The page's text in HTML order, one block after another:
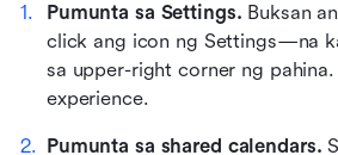
Pumunta sa Settings. Buksan
click ang icon ng Settings—na
sa upper-right corner ng
experience.
Pumunta sa shared calendars.